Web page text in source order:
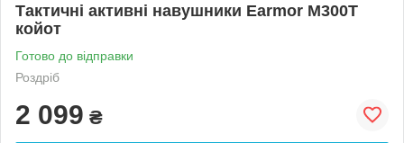
Тактичні активні навушники Earmor M300T
койот
Готово до відправки
Роздріб
2 099 ₴